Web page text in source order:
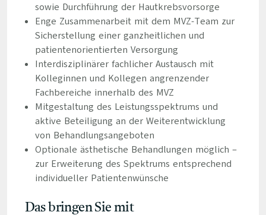
sowie Durchführung der Hautkrebsvorsorge
Enge Zusammenarbeit mit dem MVZ-Team zur
Sicherstellung einer ganzheitlichen und
patientenorientierten Versorgung
Interdisziplinärer fachlicher Austausch mit
Kolleginnen und Kollegen angrenzender
Fachbereiche innerhalb des MVZ
Mitgestaltung des Leistungsspektrums und
aktive Beteiligung an der Weiterentwicklung
von Behandlungsangeboten
Optionale ästhetische Behandlungen möglich –
zur Erweiterung des Spektrums entsprechend
individueller Patientenwünsche
Das bringen Sie mit